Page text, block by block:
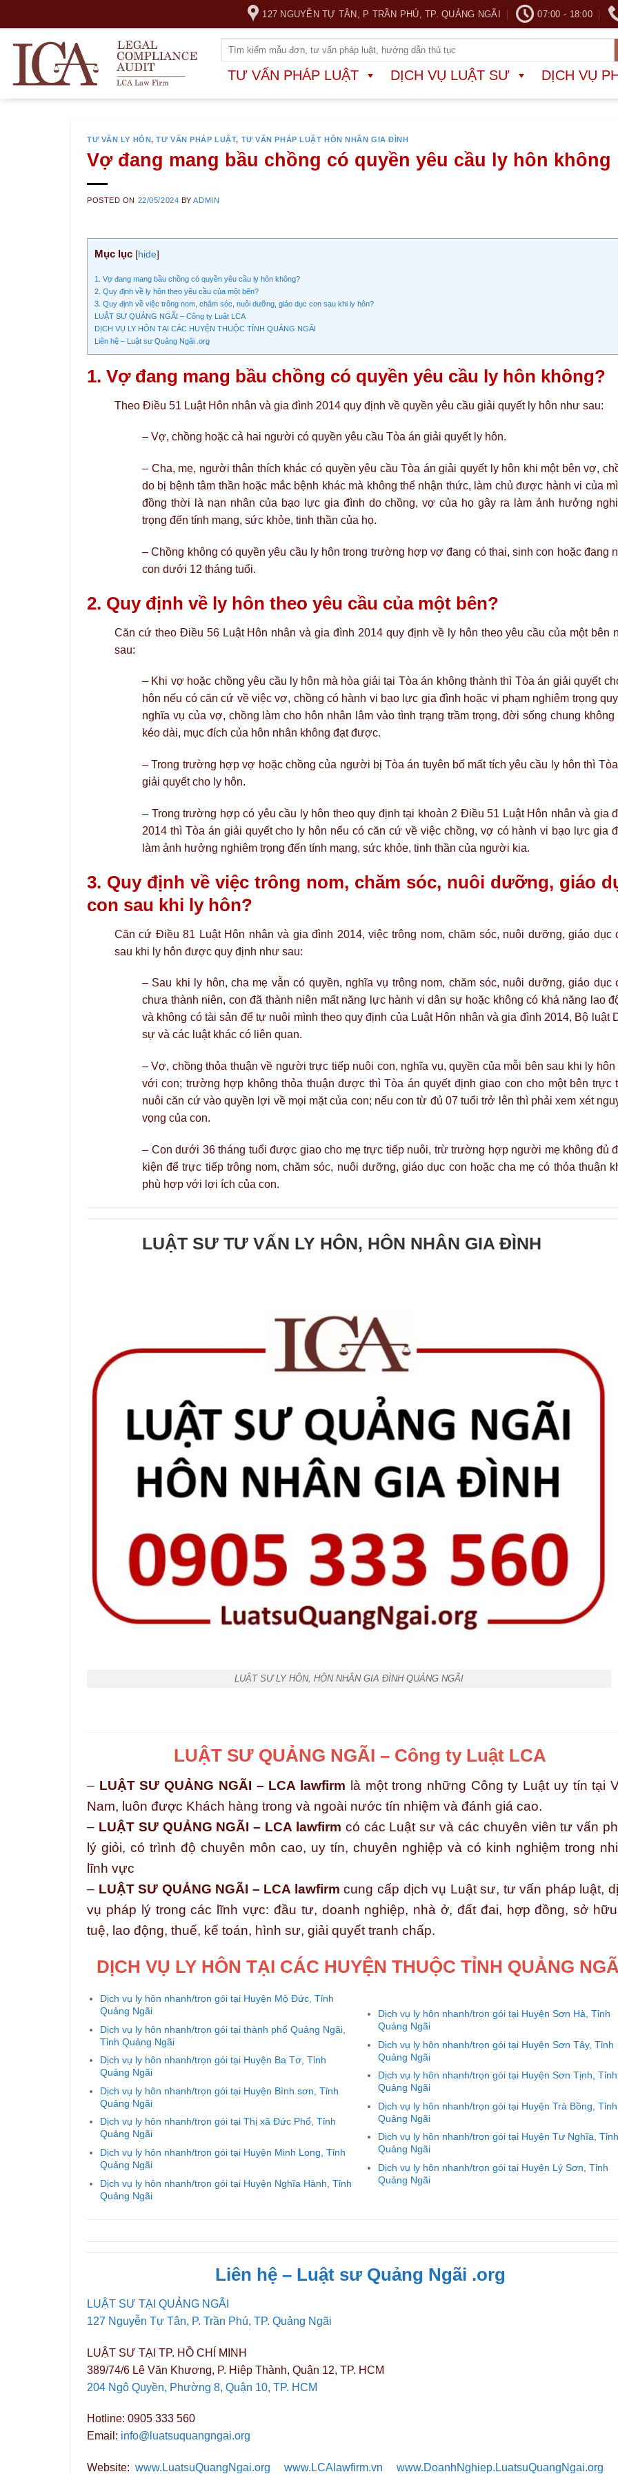
content
127 NGUYỄN TỰ TÂN, P TRẦN PHÚ, TP. QUẢNG NGÃI 07:00 - 18:00
TƯ VẤN PHÁP LUẬT DỊCH VỤ LUẬT SƯ DỊCH VỤ
TƯ VẤN LY HÔN,TƯ VẤN PHÁP LUẬT, TƯ VẤN PHÁP LUẬT HÔN NHÂN GIA ĐÌNH
Vợ đang mang bầu chồng có quyền yêu cầu ly hôn không
POSTED ON 22/05/2024 BYADMIN
Mục lục [hide]
1. Vợ đang mang bầu chồng có quyền yêu cầu ly hôn không?
2. Quy định về ly hôn theo yêu cầu của một bên?
3. Quy định về việc trông nom, chăm sóc, nuôi dưỡng, giáo dục con sau khi ly hôn?
LUẬT SƯ QUẢNG NGÃI – Công ty Luật LCA
DỊCH VỤ LY HÔN TẠI CÁC HUYỆN THUỘC TỈNH QUẢNG NGÃI
Liên hệ – Luật sư Quảng Ngãi .org
1. Vợ đang mang bầu chồng có quyền yêu cầu ly hôn không?
Theo Điều 51 Luật Hôn nhân và gia đình 2014 quy định về quyền yêu cầu giải quyết ly hôn như sau:
– Vợ, chồng hoặc cả hai người có quyền yêu cầu Tòa án giải quyết ly hôn.
– Cha, mẹ, người thân thích khác có quyền yêu cầu Tòa án giải quyết ly hôn khi một bên vợ,
do bị bệnh tâm thần hoặc mắc bệnh khác mà không thể nhận thức, làm chủ được hành vi của
đồng thời là nạn nhân của bạo lực gia đình do chồng, vợ của họ gây ra làm ảnh hưởng
trọng đến tính mạng, sức khỏe, tinh thần của họ.
– Chồng không có quyền yêu cầu ly hôn trong trường hợp vợ đang có thai, sinh con hoặc đang
con dưới 12 tháng tuổi.
2. Quy định về ly hôn theo yêu cầu của một bên?
Căn cứ theo Điều 56 Luật Hôn nhân và gia đình 2014 quy định về ly hôn theo yêu cầu của một bên
sau:
– Khi vợ hoặc chồng yêu cầu ly hôn mà hòa giải tại Tòa án không thành thì Tòa án giải quyết
hôn nếu có căn cứ về việc vợ, chồng có hành vi bạo lực gia đình hoặc vi phạm nghiêm trọng
nghĩa vụ của vợ, chồng làm cho hôn nhân lâm vào tình trạng trầm trọng, đời sống chung không
kéo dài, mục đích của hôn nhân không đạt được.
– Trong trường hợp vợ hoặc chồng của người bị Tòa án tuyên bố mất tích yêu cầu ly hôn thì
giải quyết cho ly hôn.
– Trong trường hợp có yêu cầu ly hôn theo quy định tại khoản 2 Điều 51 Luật Hôn nhân và gia
2014 thì Tòa án giải quyết cho ly hôn nếu có căn cứ về việc chồng, vợ có hành vi bạo lực gia
làm ảnh hưởng nghiêm trọng đến tính mạng, sức khỏe, tinh thần của người kia.
3. Quy định về việc trông nom, chăm sóc, nuôi dưỡng, giáo
con sau khi ly hôn?
Căn cứ Điều 81 Luật Hôn nhân và gia đình 2014, việc trông nom, chăm sóc, nuôi dưỡng, giáo dục
sau khi ly hôn được quy định như sau:
– Sau khi ly hôn, cha mẹ vẫn có quyền, nghĩa vụ trông nom, chăm sóc, nuôi dưỡng, giáo dục
chưa thành niên, con đã thành niên mất năng lực hành vi dân sự hoặc không có khả năng lao
và không có tài sản để tự nuôi mình theo quy định của Luật Hôn nhân và gia đình 2014, Bộ luật
sự và các luật khác có liên quan.
– Vợ, chồng thỏa thuận về người trực tiếp nuôi con, nghĩa vụ, quyền của mỗi bên sau khi ly hôn
với con; trường hợp không thỏa thuận được thì Tòa án quyết định giao con cho một bên trực
nuôi căn cứ vào quyền lợi về mọi mặt của con; nếu con từ đủ 07 tuổi trở lên thì phải xem xét
vọng của con.
– Con dưới 36 tháng tuổi được giao cho mẹ trực tiếp nuôi, trừ trường hợp người mẹ không đủ
kiện để trực tiếp trông nom, chăm sóc, nuôi dưỡng, giáo dục con hoặc cha mẹ có thỏa thuận
phù hợp với lợi ích của con.
LUẬT SƯ TƯ VẤN LY HÔN, HÔN NHÂN GIA ĐÌNH
LUẬT SƯ LY HÔN, HÔN NHÂN GIA ĐÌNH QUẢNG NGÃI
LUẬT SƯ QUẢNG NGÃI – Công ty Luật LCA
– LUẬT SƯ QUẢNG NGÃI – LCA lawfirm là một trong những Công ty Luật uy tín tại
Nam, luôn được Khách hàng trong và ngoài nước tín nhiệm và đánh giá cao.
– LUẬT SƯ QUẢNG NGÃI – LCA lawfirm có các Luật sư và các chuyên viên tư vấn
lý giỏi, có trình độ chuyên môn cao, uy tín, chuyên nghiệp và có kinh nghiệm trong
lĩnh vực
– LUẬT SƯ QUẢNG NGÃI – LCA lawfirm cung cấp dịch vụ Luật sư, tư vấn pháp luật,
vụ pháp lý trong các lĩnh vực: đầu tư, doanh nghiệp, nhà ở, đất đai, hợp đồng, sở
tuệ, lao động, thuế, kế toán, hình sư, giải quyết tranh chấp.
DỊCH VỤ LY HÔN TẠI CÁC HUYỆN THUỘC TỈNH QUẢNG
Dịch vụ ly hôn nhanh/trọn gói tại Huyện Mộ Đức, Tỉnh
Quảng Ngãi
Dịch vụ ly hôn nhanh/trọn gói tại thành phố Quảng Ngãi,
Tỉnh Quảng Ngãi
Dịch vụ ly hôn nhanh/trọn gói tại Huyện Ba Tơ, Tỉnh
Quảng Ngãi
Dịch vụ ly hôn nhanh/trọn gói tại Huyện Bình sơn, Tỉnh
Quảng Ngãi
Dịch vụ ly hôn nhanh/trọn gói tại Thị xã Đức Phổ, Tỉnh
Quảng Ngãi
Dịch vụ ly hôn nhanh/trọn gói tại Huyện Minh Long, Tỉnh
Quảng Ngãi
Dịch vụ ly hôn nhanh/trọn gói tại Huyện Nghĩa Hành, Tỉnh
Quảng Ngãi
Dịch vụ ly hôn nhanh/trọn gói tại Huyện Sơn Hà, Tỉnh
Quảng Ngãi
Dịch vụ ly hôn nhanh/trọn gói tại Huyện Sơn Tây, Tỉnh
Quảng Ngãi
Dịch vụ ly hôn nhanh/trọn gói tại Huyện Sơn Tịnh, Tỉnh
Quảng Ngãi
Dịch vụ ly hôn nhanh/trọn gói tại Huyện Trà Bồng, Tỉnh
Quảng Ngãi
Dịch vụ ly hôn nhanh/trọn gói tại Huyện Tư Nghĩa, Tỉnh
Quảng Ngãi
Dịch vụ ly hôn nhanh/trọn gói tại Huyện Lý Sơn, Tỉnh
Quảng Ngãi
Liên hệ – Luật sư Quảng Ngãi .org
LUẬT SƯ TẠI QUẢNG NGÃI
127 Nguyễn Tự Tân, P. Trần Phú, TP. Quảng Ngãi
LUẬT SƯ TẠI TP. HỒ CHÍ MINH
389/74/6 Lê Văn Khương, P. Hiệp Thành, Quận 12, TP. HCM
204 Ngô Quyền, Phường 8, Quận 10, TP. HCM
Hotline: 0905 333 560
Email: info@luatsuquangngai.org
Website: www.LuatsuQuangNgai.org www.LCAlawfirm.vn www.DoanhNghiep.LuatsuQuangNgai.org